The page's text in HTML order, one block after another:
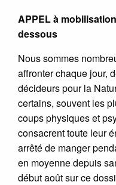
APPEL à
dessous
Nous sommes
affronter chaque jour,
décideurs pour la
certains, souvent les
coups physiques et
consacrent toute leur
arrêté de manger
en moyenne depuis
début août sur ce